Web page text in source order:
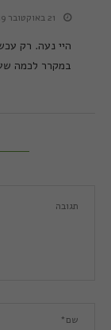
21 באוקטובר 2019 - 20:43
היי נעה. רק
במקרר לכמה